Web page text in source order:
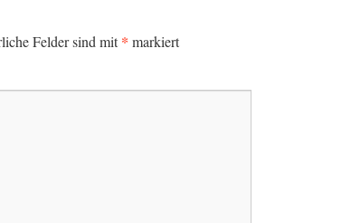
Felder sind mit* markiert